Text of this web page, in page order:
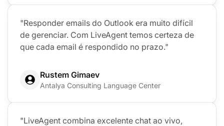
"Responder emails do Outlook era muito difícil
de gerenciar. Com LiveAgent temos certeza de
que cada email é respondido no prazo."
Rustem Gimaev
Antalya Consulting Language Center
"LiveAgent combina excelente chat ao vivo,